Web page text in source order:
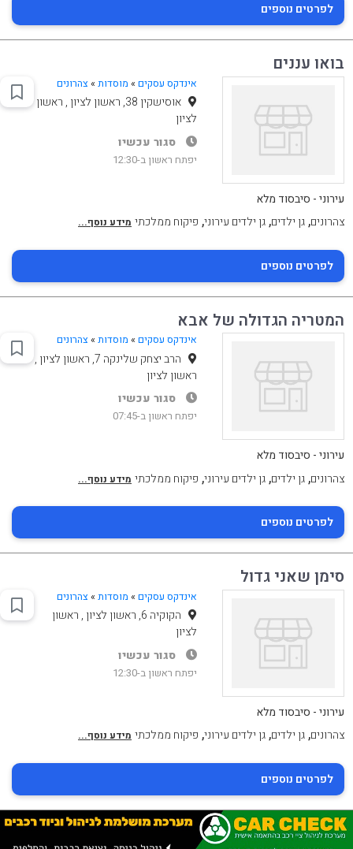
לפרטים נוספים
בואו עננים
אינדקס עסקים » מוסדות» צהרונים
אוסישקין 38, ראשון לציון , ראשון
לציון
סגור עכשיו
יפתח ראשון ב-12:30
עירוני - סיבסוד מלא
צהרונים,גן ילדים,גן ילדים עירוני, פיקוח ממלכתי מידע נוסף...
לפרטים נוספים
המטריה הגדולה של אבא
אינדקס עסקים » מוסדות» צהרונים
הרב יצחק שלינקה 7, ראשון לציון ,
ראשון לציון
סגור עכשיו
יפתח ראשון ב-07:45
עירוני - סיבסוד מלא
צהרונים,גן ילדים,גן ילדים עירוני, פיקוח ממלכתי מידע נוסף...
לפרטים נוספים
סימן שאני גדול
אינדקס עסקים » מוסדות» צהרונים
הקוקיה 6, ראשון לציון , ראשון
לציון
סגור עכשיו
יפתח ראשון ב-12:30
עירוני - סיבסוד מלא
צהרונים,גן ילדים,גן ילדים עירוני, פיקוח ממלכתי מידע נוסף...
לפרטים נוספים